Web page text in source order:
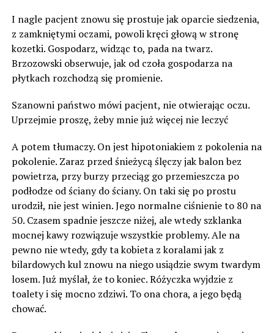
I nagle pacjent znowu się prostuje jak oparcie siedzenia,
z zamkniętymi oczami, powoli kręci głową w stronę
kozetki. Gospodarz, widząc to, pada na twarz.
Brzozowski obserwuje, jak od czoła gospodarza na
płytkach rozchodzą się promienie.
Szanowni państwo mówi pacjent, nie otwierając oczu.
Uprzejmie proszę, żeby mnie już więcej nie leczyć
A potem tłumaczy. On jest hipotoniakiem z pokolenia na
pokolenie. Zaraz przed śnieżycą ślęczy jak balon bez
powietrza, przy burzy przeciąg go przemieszcza po
podłodze od ściany do ściany. On taki się po prostu
urodził, nie jest winien. Jego normalne ciśnienie to 80 na
50. Czasem spadnie jeszcze niżej, ale wtedy szklanka
mocnej kawy rozwiązuje wszystkie problemy. Ale na
pewno nie wtedy, gdy ta kobieta z koralami jak z
bilardowych kul znowu na niego usiądzie swym twardym
losem. Już myślał, że to koniec. Różyczka wyjdzie z
toalety i się mocno zdziwi. To ona chora, a jego będą
chować.